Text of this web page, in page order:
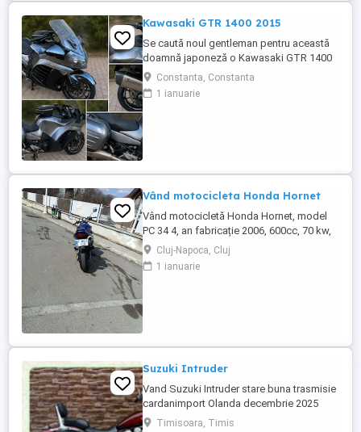
Kawasaki GTR 1400 2015
Se caută noul gentleman pentru această
doamnă japoneză o Kawasaki GTR 1400
care încă întoarce priviri și iubește
kilometrii. A fost răsfățată, întreținută la
timp și tratată cu respect. O dau doar
Constanta, Constanta
1 ianuarie
Vând motocicleta Honda Hornet
Vând motocicletă Honda Hornet, model
PC 34 4, an fabricație 2006, 600cc, 70 kw,
98 cp, inspecție tehnică valabilă până în
august 2027 . Preț 1900 euro
Cluj-Napoca, Cluj
1 ianuarie
Suzuki Intruder
Vand Suzuki Intruder stare buna trasmisie
cardanimport Olanda decembrie 2025
inmatriculat RO IN FEBRUARIE Nu raspund
Timisoara, Timis